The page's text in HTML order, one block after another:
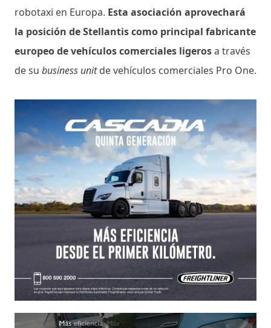
robotaxi en Europa. Esta asociación aprovechará
la posición de Stellantis como principal fabricante
europeo de vehículos comerciales ligerosa través
de su business unitde vehículos comerciales Pro One.